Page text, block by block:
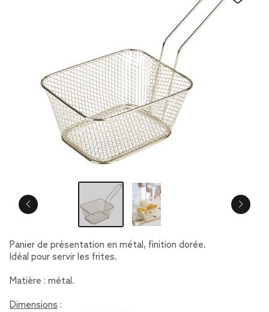
Panier de présentation en métal, finition dorée.
Idéal pour servir les frites.
Matière : métal.
Dimensions :